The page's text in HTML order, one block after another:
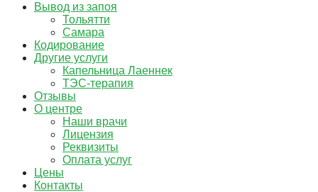
Вывод из запоя
Тольятти
Самара
Кодирование
Другие услуги
Капельница Лаеннек
ТЭС-терапия
Отзывы
О центре
Наши врачи
Лицензия
Реквизиты
Оплата услуг
Цены
Контакты